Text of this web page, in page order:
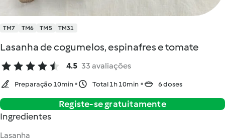
TM7 TM6 TM5 TM31
Lasanha de cogumelos, espinafres e tomate
4.5 33 avaliações
Preparação 10min Total 1h 10min 6 doses
Registe-se gratuitamente
Ingredientes
Lasanha